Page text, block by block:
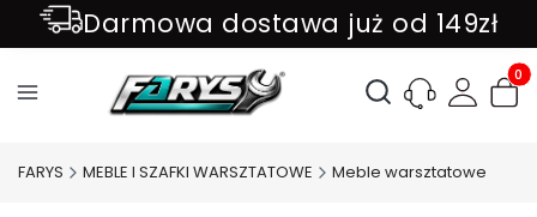
Darmowa dostawa już od 149zł
ZAPISZ SIĘ DO NEWSLETTER !!!
Otwórz
FARYS MEBLE I SZAFKI WARSZTATOWE Meble warsztatowe